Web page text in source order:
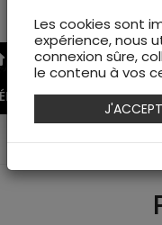
ARMURERIE
CADEAUX
Les cookies sont
expérience, nous
connexion sûre,
le contenu à vos